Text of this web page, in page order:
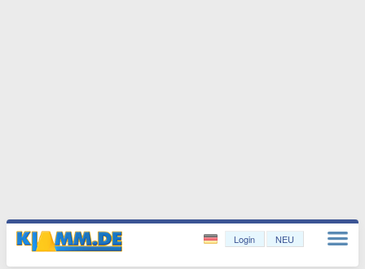
Login NEU